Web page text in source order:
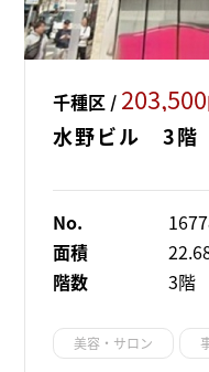
千種区 / 203,500
水野ビル 3階
No.
面積
階数
3階
美容・サロン